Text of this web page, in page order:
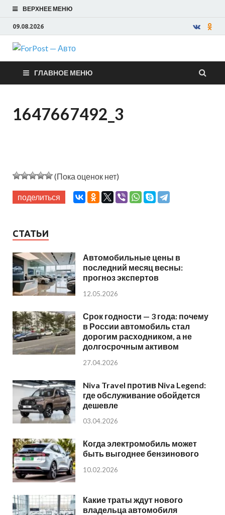
ВЕРХНЕЕ МЕНЮ
09.08.2026
ForPost —
Авто
ГЛАВНОЕ МЕНЮ
1647667492_3
(Пока оценок нет)
поделиться
СТАТЬИ
Автомобильные цены в
последний месяц весны:
прогноз экспертов
12.05.2026
Срок годности — 3 года: почему
в России автомобиль стал
дорогим расходником, а не
долгосрочным активом
27.04.2026
Niva Travel против Niva Legend:
где обслуживание обойдется
дешевле
03.04.2026
Когда электромобиль может
быть выгоднее бензинового
10.02.2026
Какие траты ждут нового
владельца автомобиля